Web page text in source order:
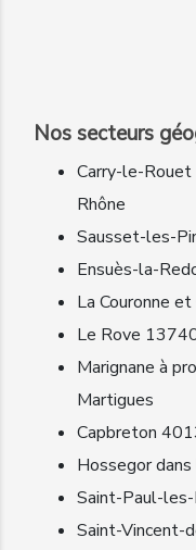
Nos secteurs
Carry-le-
Rhône
Sausset-les-
Ensuès-la-
La Couronne
Le Rove
Marignane à
Martigues
Capbreton
Hossegor
Saint-Paul-
Saint-Vincent-